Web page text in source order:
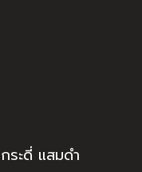
ระดี่ แสมดำ